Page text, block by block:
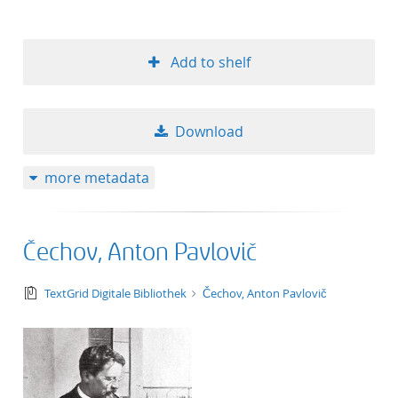
Add to shelf
Download
more metadata
Čechov, Anton Pavlovič
text/tg.collection+tg.aggregation+xml
TextGrid Digitale Bibliothek Čechov, Anton Pavlovič